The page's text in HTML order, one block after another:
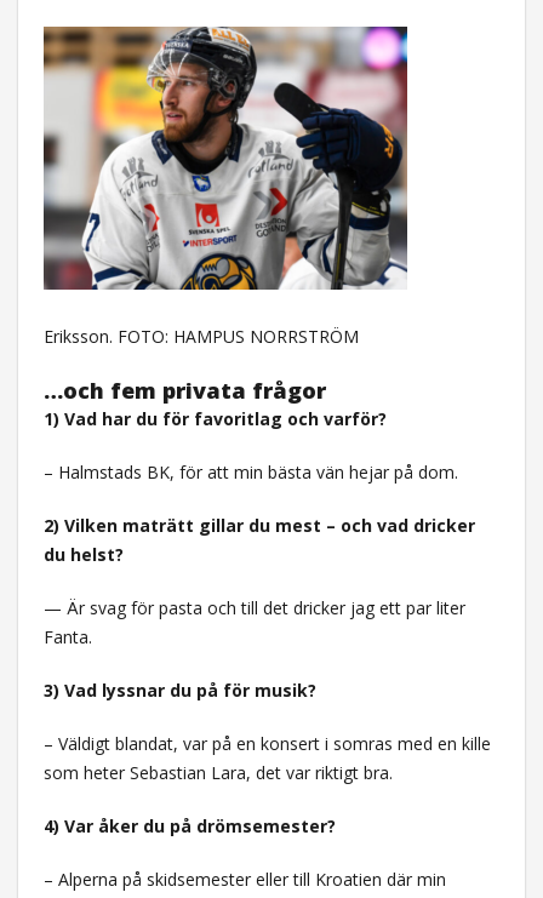
Eriksson. FOTO: HAMPUS NORRSTRÖM
…och fem privata frågor
1) Vad har du för favoritlag och varför?
– Halmstads BK, för att min bästa vän hejar på dom.
2) Vilken maträtt gillar du mest – och vad dricker
du helst?
— Är svag för pasta och till det dricker jag ett par liter
Fanta.
3) Vad lyssnar du på för musik?
– Väldigt blandat, var på en konsert i somras med en kille
som heter Sebastian Lara, det var riktigt bra.
4) Var åker du på drömsemester?
– Alperna på skidsemester eller till Kroatien där min